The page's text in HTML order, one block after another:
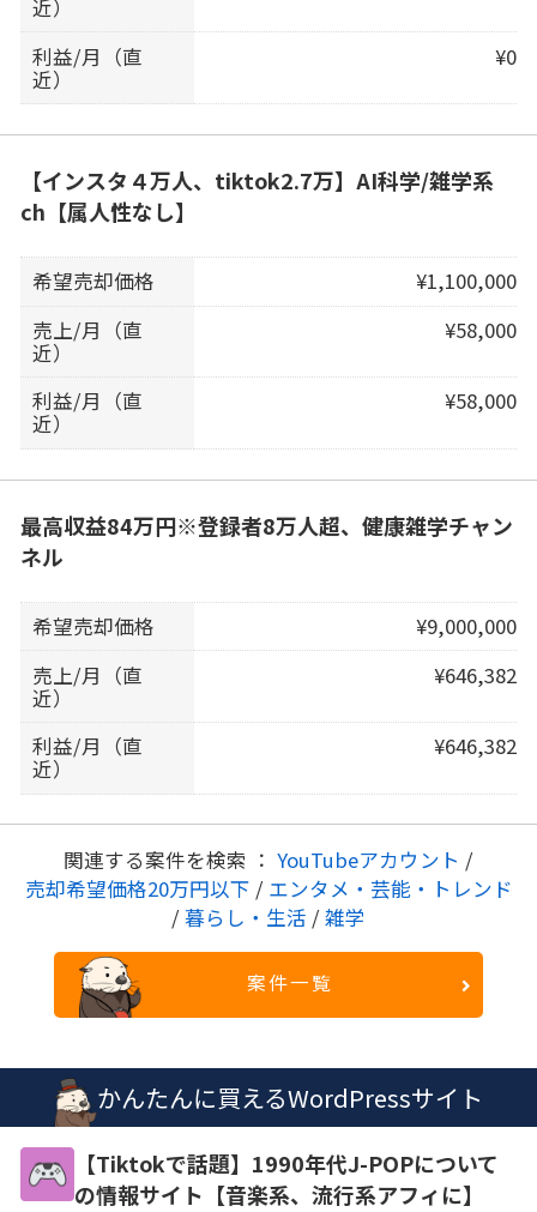
近）
利益/月（直
近）
¥0
【インスタ４万人、tiktok2.7万】AI科学/雑学系
ch【属人性なし】
希望売却価格
¥1,100,000
売上/月（直
近）
¥58,000
利益/月（直
近）
¥58,000
最高収益84万円※登録者8万人超、健康雑学チャン
ネル
希望売却価格
¥9,000,000
売上/月（直
近）
¥646,382
利益/月（直
近）
¥646,382
関連する案件を検索 ： YouTubeアカウント /
売却希望価格20万円以下 / エンタメ・芸能・トレンド
/ 暮らし・生活 / 雑学
案件一覧
かんたんに買えるWordPressサイト
【Tiktokで話題】1990年代J-POPについて
の情報サイト【音楽系、流行系アフィに】